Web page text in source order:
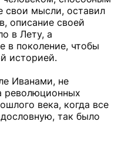
свои мысли, оставил
описание своей
в Лету, а
в поколение, чтобы
историей.
Иванами, не
революционных
века, когда все
так было